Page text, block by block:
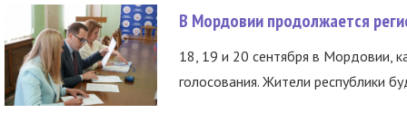
В Мордовии продолжается
18, 19 и 20 сентября в Мордовии,
голосования. Жители республики